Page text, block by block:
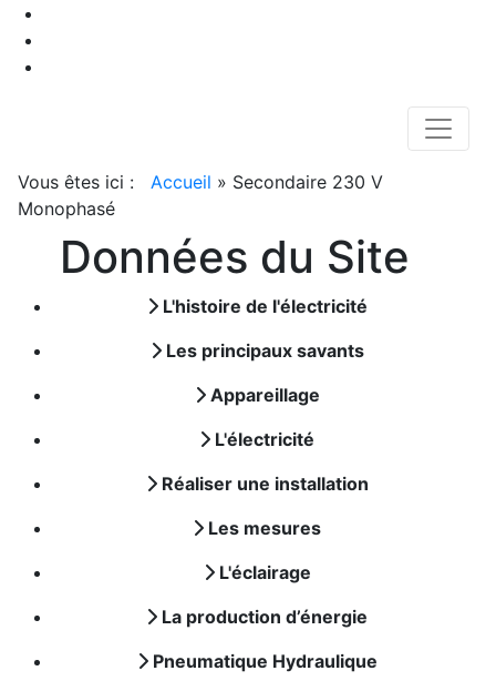
Vous êtes ici : Accueil » Secondaire 230 V
Monophasé
Données du Site
L'histoire de l'électricité
Les principaux savants
Appareillage
L'électricité
Réaliser une installation
Les mesures
L'éclairage
La production d’énergie
Pneumatique Hydraulique